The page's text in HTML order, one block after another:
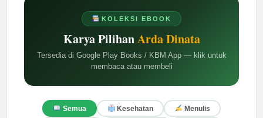
KOLEKSI EBOOK
Karya PilihanArda Dinata
Tersedia di Google Play Books / KBM App — klik untuk
membaca atau membeli
Semua Kesehatan Menulis